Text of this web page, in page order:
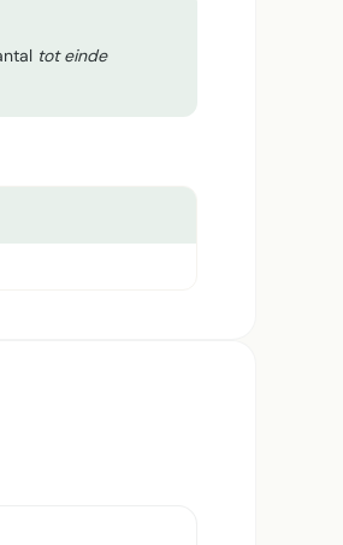
tot einde